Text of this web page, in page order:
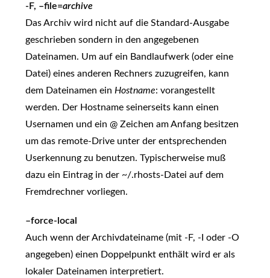
-F, –file=archive
Das Archiv wird nicht auf die Standard-Ausgabe
geschrieben sondern in den angegebenen
Dateinamen. Um auf ein Bandlaufwerk (oder eine
Datei) eines anderen Rechners zuzugreifen, kann
dem Dateinamen ein Hostname: vorangestellt
werden. Der Hostname seinerseits kann einen
Usernamen und ein @ Zeichen am Anfang besitzen
um das remote-Drive unter der entsprechenden
Userkennung zu benutzen. Typischerweise muß
dazu ein Eintrag in der ~/.rhosts-Datei auf dem
Fremdrechner vorliegen.
–force-local
Auch wenn der Archivdateiname (mit -F, -I oder -O
angegeben) einen Doppelpunkt enthält wird er als
lokaler Dateinamen interpretiert.